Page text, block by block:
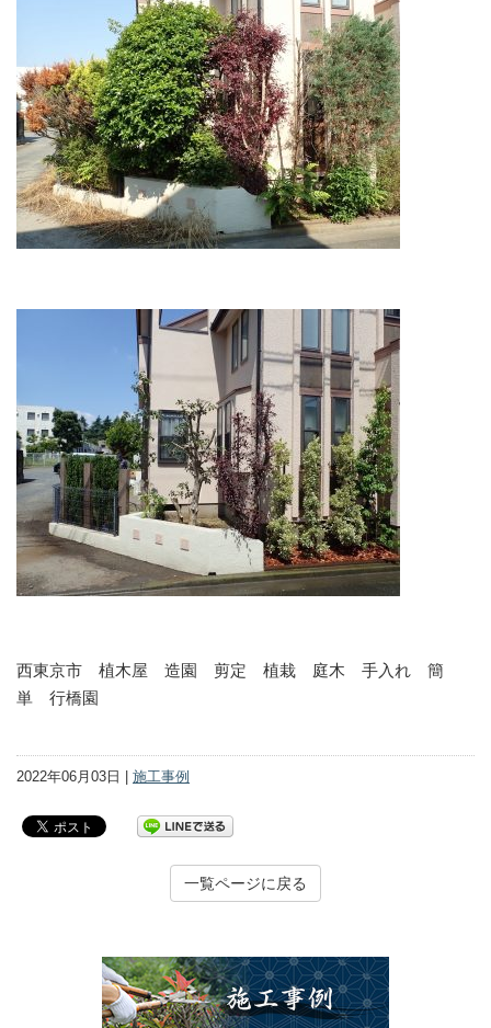
西東京市 植木屋 造園 剪定 植栽 庭木 手入れ 簡
単 行橋園
2022年06月03日 | 施工事例
一覧ページに戻る